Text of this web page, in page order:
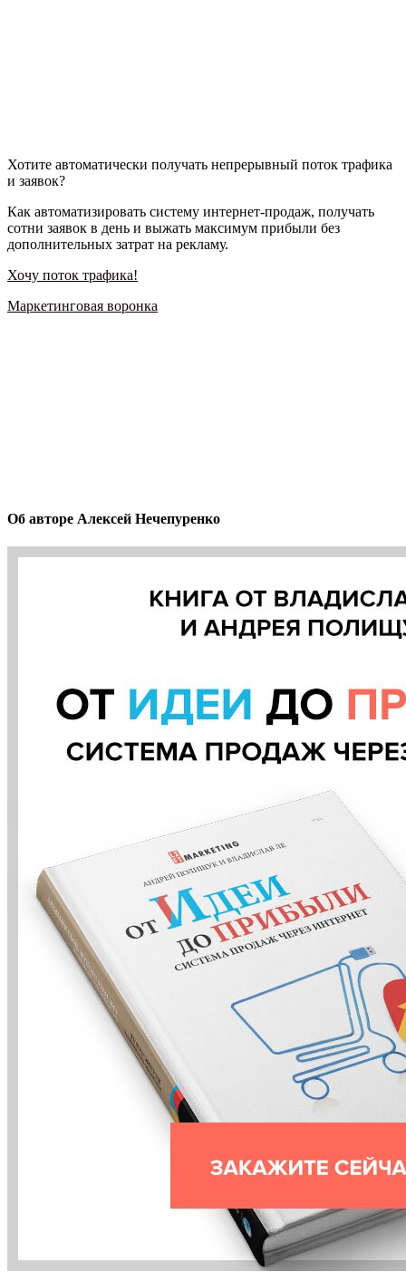
Хотите автоматически получать непрерывный поток трафика
и заявок?
Как автоматизировать систему интернет-продаж, получать
сотни заявок в день и выжать максимум прибыли без
дополнительных затрат на рекламу.
Хочу поток трафика!
Маркетинговая воронка
Об авторе Алексей Нечепуренко